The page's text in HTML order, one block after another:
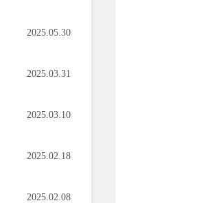
2025.05.30
2025.03.31
2025.03.10
2025.02.18
2025.02.08